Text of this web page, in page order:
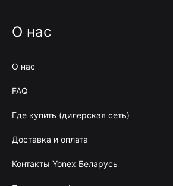
О нас
О нас
FAQ
Где купить (дилерская сеть)
Доставка и оплата
Контакты Yonex Беларусь